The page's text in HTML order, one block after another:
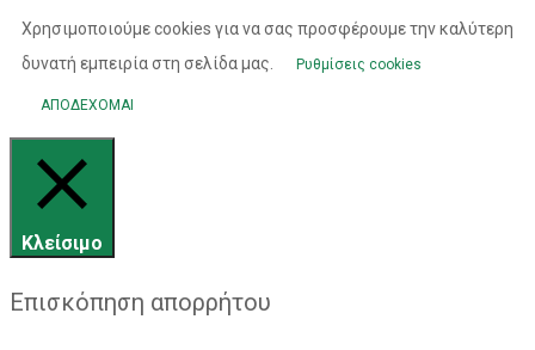
Χρησιμοποιούμε cookies για να σας προσφέρουμε την καλύτερη
δυνατή εμπειρία στη σελίδα μας.
Ρυθμίσεις cookies
ΑΠΟΔΕΧΟΜΑΙ
Κλείσιμο
Επισκόπηση απορρήτου